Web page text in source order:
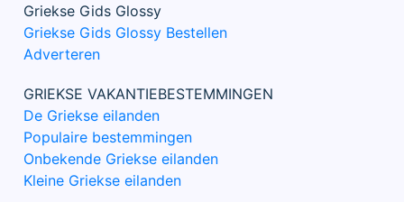
Griekse Gids Glossy
Griekse Gids Glossy Bestellen
Adverteren
GRIEKSE VAKANTIEBESTEMMINGEN
De Griekse eilanden
Populaire bestemmingen
Onbekende Griekse eilanden
Kleine Griekse eilanden